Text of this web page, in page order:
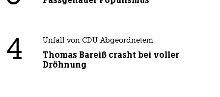
4 Unfall von CDU-Abgeordnetem
Thomas Bareiß crasht bei voller
Dröhnung